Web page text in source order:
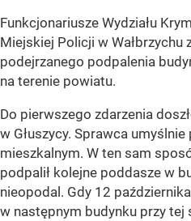
Funkcjonariusze Wydziału
Miejskiej Policji w Wałbrzychu
podejrzanego podpalenia
na terenie powiatu.
Do pierwszego zdarzenia
w Głuszycy. Sprawca
mieszkalnym. W ten sam
podpalił kolejne poddasze w
nieopodal. Gdy 12
w następnym budynku przy tej